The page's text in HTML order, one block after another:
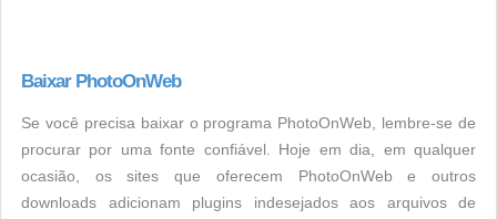
Baixar PhotoOnWeb
Se você precisa baixar o programa PhotoOnWeb, lembre-se de
procurar por uma fonte confiável. Hoje em dia, em qualquer
ocasião, os sites que oferecem PhotoOnWeb e outros
downloads adicionam plugins indesejados aos arquivos de